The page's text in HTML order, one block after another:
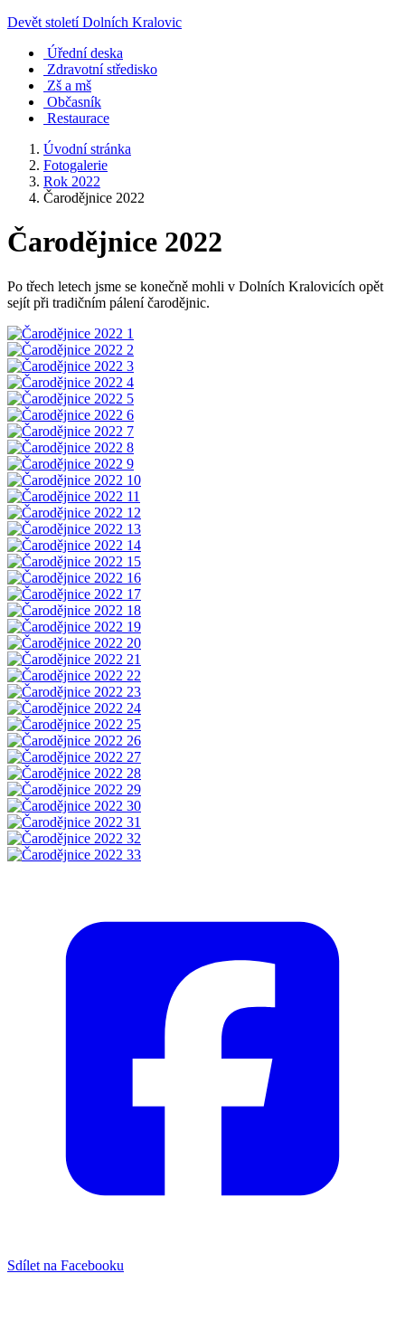
Devět století Dolních Kralovic
Úřední deska
Zdravotní středisko
Zš a mš
Občasník
Restaurace
Úvodní stránka
Fotogalerie
Rok 2022
Čarodějnice 2022
Čarodějnice 2022
Po třech letech jsme se konečně mohli v Dolních Kralovicích opět
sejít při tradičním pálení čarodějnic.
Sdílet na Facebooku